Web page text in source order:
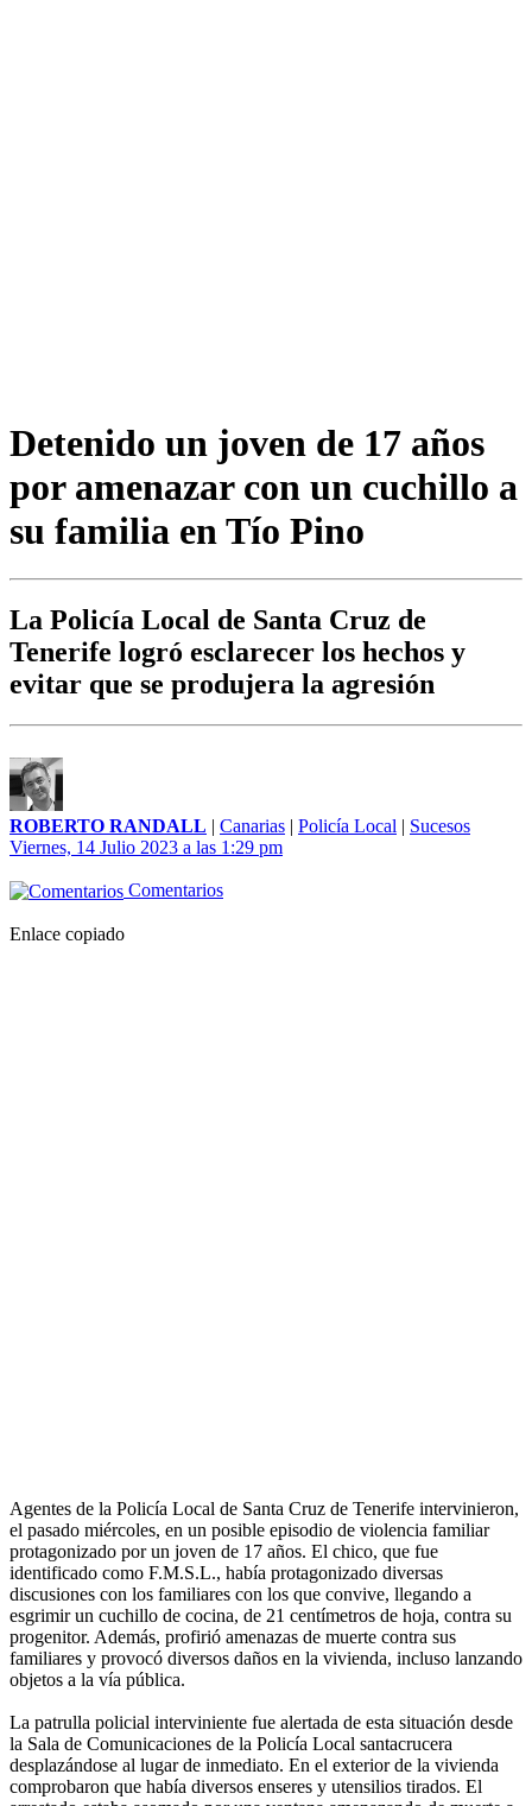
Detenido un joven de 17 años
por amenazar con un cuchillo a
su familia en Tío Pino
La Policía Local de Santa Cruz de
Tenerife logró esclarecer los hechos y
evitar que se produjera la agresión
ROBERTO RANDALL | Canarias | Policía Local | Sucesos
Viernes, 14 Julio 2023 a las 1:29 pm
Comentarios
Enlace copiado
Agentes de la Policía Local de Santa Cruz de Tenerife intervinieron,
el pasado miércoles, en un posible episodio de violencia familiar
protagonizado por un joven de 17 años. El chico, que fue
identificado como F.M.S.L., había protagonizado diversas
discusiones con los familiares con los que convive, llegando a
esgrimir un cuchillo de cocina, de 21 centímetros de hoja, contra su
progenitor. Además, profirió amenazas de muerte contra sus
familiares y provocó diversos daños en la vivienda, incluso lanzando
objetos a la vía pública.
La patrulla policial interviniente fue alertada de esta situación desde
la Sala de Comunicaciones de la Policía Local santacrucera
desplazándose al lugar de inmediato. En el exterior de la vivienda
comprobaron que había diversos enseres y utensilios tirados. El